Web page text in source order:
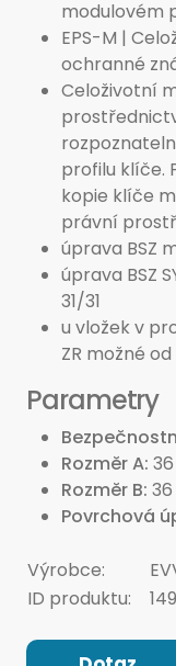
modulovém
EPS-M |
ochranné
Celoživotní
profilu klíče.
kopie klíče
právní
úprava BSZ
úprava BSZ
31/31
u vložek v
ZR možné
Parametry
Rozměr A
Rozměr B
Povrchová
Výrobce:
ID produktu: